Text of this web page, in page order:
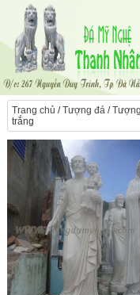
Trang chủ /Tượng đá/
trắng